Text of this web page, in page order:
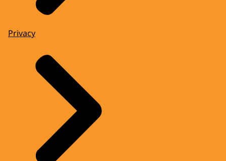
Privacy